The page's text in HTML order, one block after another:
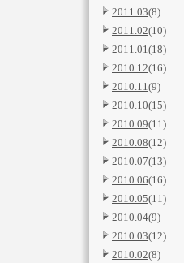
2011.03(8)
2011.02(10)
2011.01(18)
2010.12(16)
2010.11(9)
2010.10(15)
2010.09(11)
2010.08(12)
2010.07(13)
2010.06(16)
2010.05(11)
2010.04(9)
2010.03(12)
2010.02(8)